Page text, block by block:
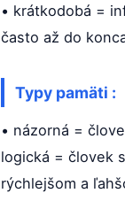
• krátkodobá =
často až do
Typy pamäti :
• názorná =
logická = človek
rýchlejšom a